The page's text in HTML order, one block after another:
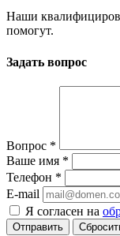
Наши
помогут.
Задать вопрос
Вопрос *
Ваше имя *
Телефон *
E-mail
Я согласен на